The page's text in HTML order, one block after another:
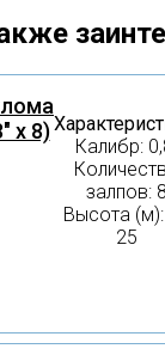
х 8)
Калибр:
залпов: 8
Высота
25